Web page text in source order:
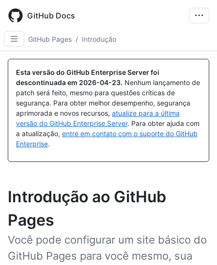
main
content
GitHub Docs
GitHub Pages / Introdução
Esta versão do GitHub Enterprise Server foi
descontinuada em 2026-04-23. Nenhum lançamento de
patch será feito, mesmo para questões críticas de
segurança. Para obter melhor desempenho, segurança
aprimorada e novos recursos, atualize para a última
versão do GitHub Enterprise Server. Para obter ajuda com
a atualização, entre em contato com o suporte do GitHub
Enterprise.
Introdução ao GitHub
Pages
Você pode configurar um site básico do
GitHub Pages para você mesmo, sua